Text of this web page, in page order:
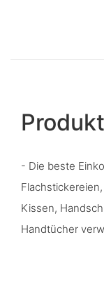
- Die beste
Kissen,
Handtücher